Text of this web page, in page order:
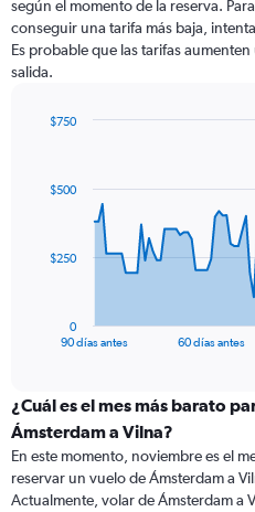
según el momento de la reserva.
conseguir una tarifa más baja,
Es probable que las tarifas
salida.
data
The
categories.
Range:
categories.
The
90 días antes 60 días antes
0
$250
$500
$750
¿Cuál es el mes más barato
Ámsterdam a Vilna?
En este momento, noviembre es el
reservar un vuelo de Ámsterdam a
Actualmente, volar de Ámsterdam a